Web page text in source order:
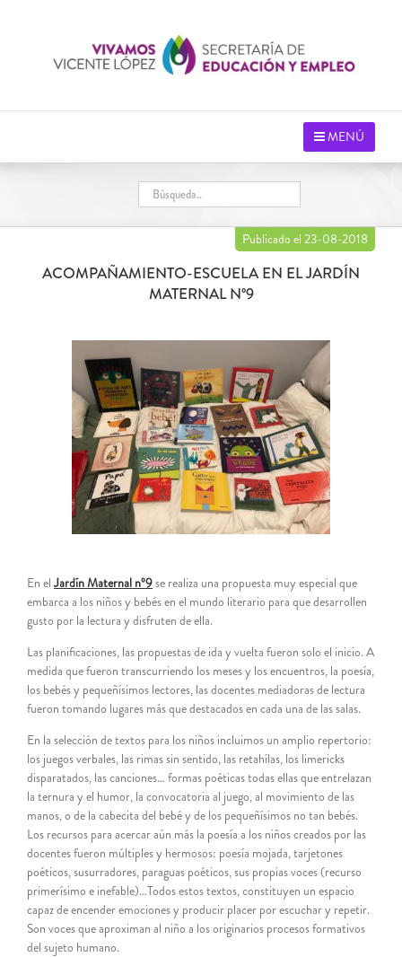
MENÚ
Publicado el 23-08-2018
ACOMPAÑAMIENTO-ESCUELA EN EL JARDÍN
MATERNAL Nº9
En elJardín Maternal nº9se realiza una propuesta muy especial que
embarca a los niños y bebés en el mundo literario para que desarrollen
gusto por la lectura y disfruten de ella.
Las planificaciones, las propuestas de ida y vuelta fueron solo el inicio. A
medida que fueron transcurriendo los meses y los encuentros, la poesía,
los bebés y pequeñísimos lectores, las docentes mediadoras de lectura
fueron tomando lugares más que destacados en cada una de las salas.
En la selección de textos para los niños incluimos un amplio repertorio:
los juegos verbales, las rimas sin sentido, las retahílas, los limericks
disparatados, las canciones… formas poéticas todas ellas que entrelazan
la ternura y el humor, la convocatoria al juego, al movimiento de las
manos, o de la cabecita del bebé y de los pequeñísimos no tan bebés.
Los recursos para acercar aún más la poesía a los niños creados por las
docentes fueron múltiples y hermosos: poesía mojada, tarjetones
poéticos, susurradores, paraguas poéticos, sus propias voces (recurso
primerísimo e inefable)…Todos estos textos, constituyen un espacio
capaz de encender emociones y producir placer por escuchar y repetir.
Son voces que aproximan al niño a los originarios procesos formativos
del sujeto humano.